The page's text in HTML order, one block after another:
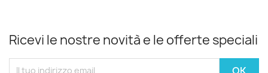
Ricevi le nostre novità e le offerte speciali